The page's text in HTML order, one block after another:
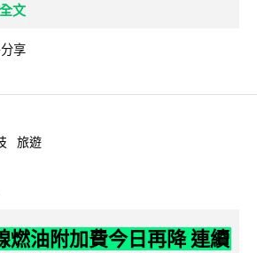
文
分享
旅遊
燃油附加費今日再降 連續